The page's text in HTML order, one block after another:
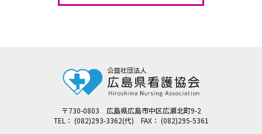
〒730-0803 広島県広島市中区広瀬北町9-2
TEL： (082)293-3362(代) FAX： (082)295-5361